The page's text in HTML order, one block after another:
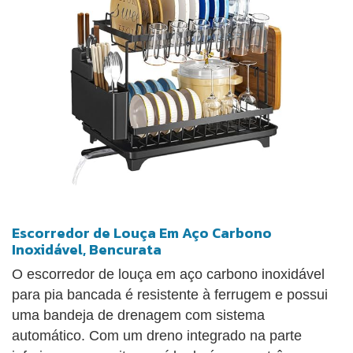
Escorredor de Louça Em Aço Carbono
Inoxidável, Bencurata
O escorredor de louça em aço carbono inoxidável
para pia bancada é resistente à ferrugem e possui
uma bandeja de drenagem com sistema
automático. Com um dreno integrado na parte